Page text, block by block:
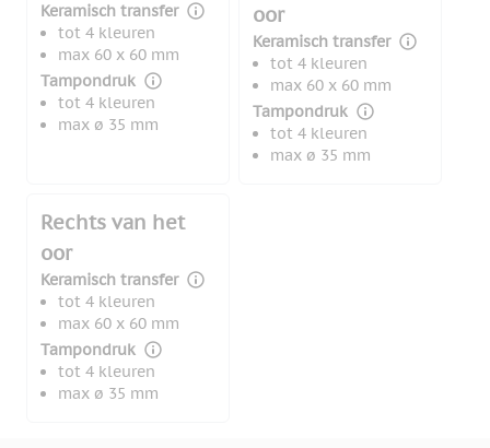
Keramisch transfer
tot 4 kleuren
max 60 x 60 mm
Tampondruk
tot 4 kleuren
max ø 35 mm
oor
Keramisch transfer
tot 4 kleuren
max 60 x 60 mm
Tampondruk
tot 4 kleuren
max ø 35 mm
Rechts van het
oor
Keramisch transfer
tot 4 kleuren
max 60 x 60 mm
Tampondruk
tot 4 kleuren
max ø 35 mm